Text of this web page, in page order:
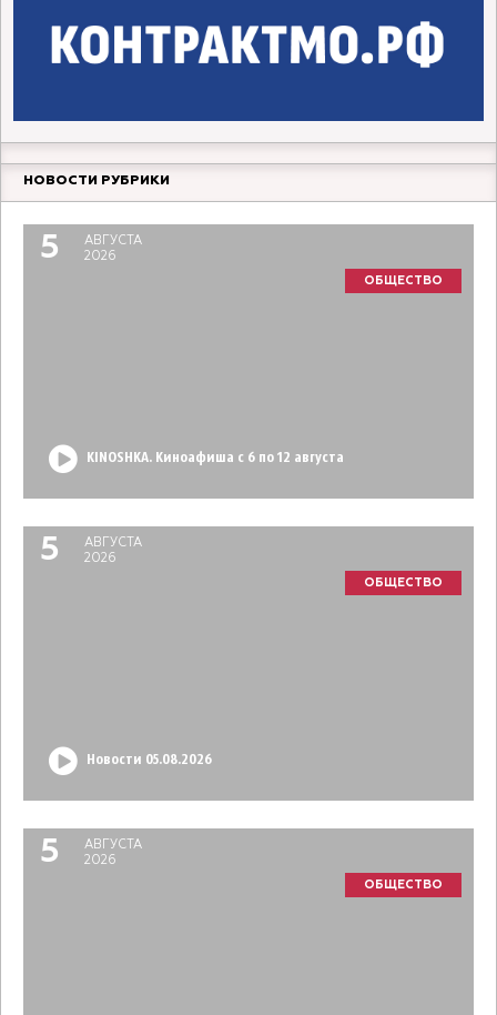
НОВОСТИ РУБРИКИ
5
АВГУСТА
2026
ОБЩЕСТВО
KINOSHKA. Киноафиша с 6 по 12 августа
5
АВГУСТА
2026
ОБЩЕСТВО
Новости 05.08.2026
5
АВГУСТА
2026
ОБЩЕСТВО